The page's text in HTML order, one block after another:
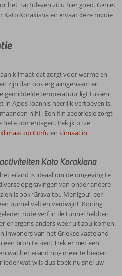
het nachtleven zit u hier goed. Geniet
Kato Korakiana en ervaar deze mooie
klimaat dat zorgt voor warme en
zijn dan ook erg aangenaam en
gemiddelde temperatuur ligt tussen
in Agios Ioannis heerlijk vertoeven is.
nihil. Een fijn zeebriesje zorgt
zomerdagen. Bekijk onze
klimaat op Corfu en klimaat in
Kato Korakiana
eiland is ideaal om de omgeving te
opgravingen van onder andere
is ook ‘Grava tou Menigou’, een
tunnel valt en verdwijnt. Koning
rode verf in de tunnel hebben
er ergens anders weer uit zou komen.
inwoners van het Griekse vasteland
bron te zien. Trek er met een
wat het eiland nog meer te bieden
ieder wat wils dus boek nu snel uw